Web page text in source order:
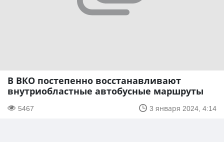
В ВКО постепенно восстанавливают
внутриобластные автобусные маршруты
5467 3 января 2024, 4:14